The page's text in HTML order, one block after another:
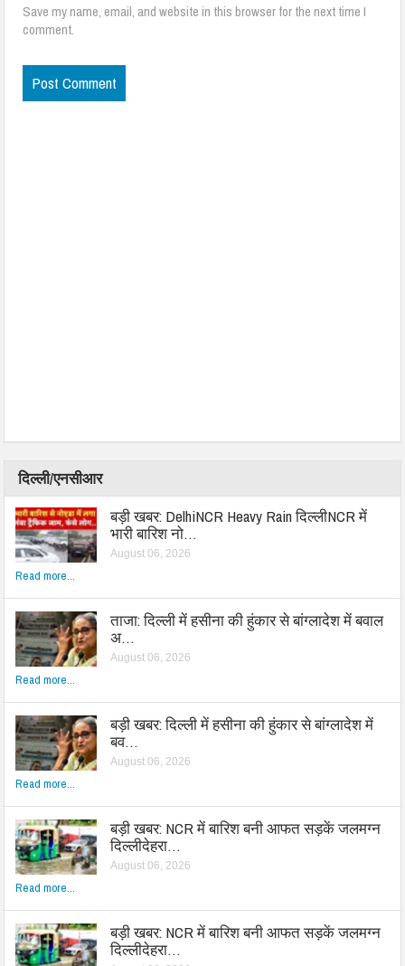
Save my name, email, and website in this browser for the next time I
comment.
दिल्ली/एनसीआर
बड़ी खबर: DelhiNCR Heavy Rain दिल्लीNCR में
भारी बारिश नो…
August 06, 2026
Read more...
ताजा: दिल्ली में हसीना की हुंकार से बांग्लादेश में बवाल
अ…
August 06, 2026
Read more...
बड़ी खबर: दिल्ली में हसीना की हुंकार से बांग्लादेश में
बव…
August 06, 2026
Read more...
बड़ी खबर: NCR में बारिश बनी आफत सड़कें जलमग्न
दिल्लीदेहरा…
August 06, 2026
Read more...
बड़ी खबर: NCR में बारिश बनी आफत सड़कें जलमग्न
दिल्लीदेहरा…